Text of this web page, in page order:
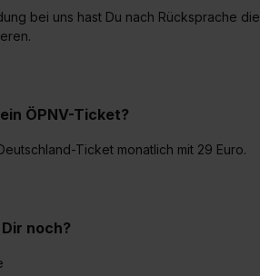
bei uns hast Du nach Rücksprache
ÖPNV-Ticket?
Ticket monatlich mit 29 Euro.
noch?